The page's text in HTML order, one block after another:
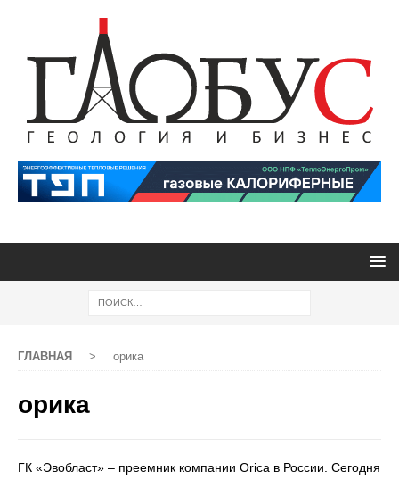
ГЛАВНАЯ > орика
орика
ГК «Эвобласт» – преемник компании Orica в России. Сегодня